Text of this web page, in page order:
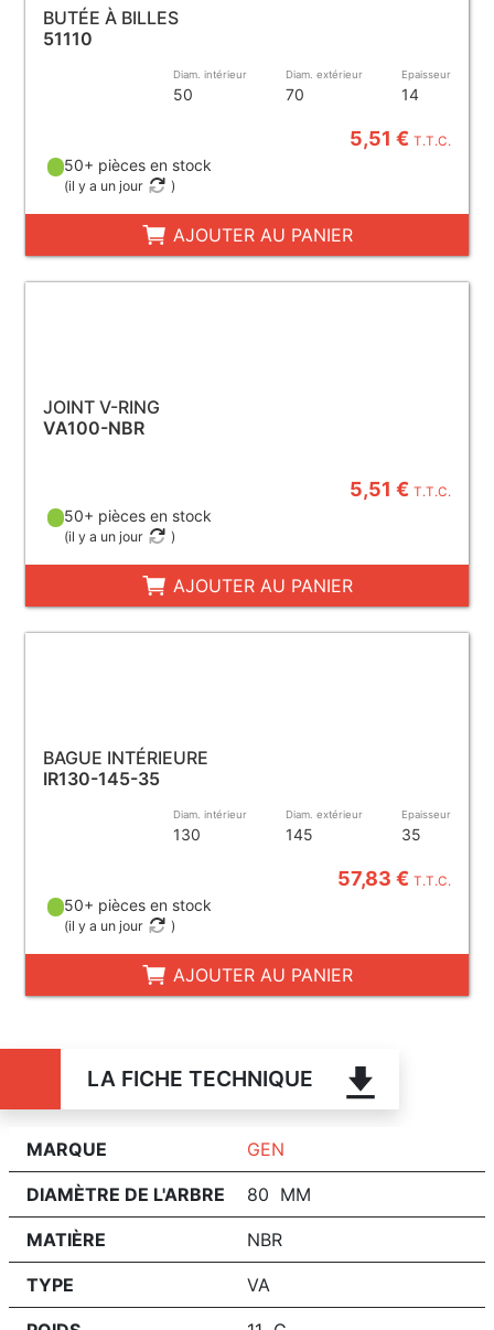
BUTÉE À BILLES
51110
Diam. intérieur
50
Diam. extérieur
70
Epaisseur
14
5,51 €T.T.C.
50+ pièces en stock
(il y a un jour )
AJOUTER AU PANIER
JOINT V-RING
VA100-NBR
5,51 €T.T.C.
50+ pièces en stock
(il y a un jour )
AJOUTER AU PANIER
BAGUE INTÉRIEURE
IR130-145-35
Diam. intérieur
130
Diam. extérieur
145
Epaisseur
35
57,83 €T.T.C.
50+ pièces en stock
(il y a un jour )
AJOUTER AU PANIER
LA FICHE TECHNIQUE
MARQUE GEN
DIAMÈTRE DE L'ARBRE 80 MM
MATIÈRE NBR
TYPE VA